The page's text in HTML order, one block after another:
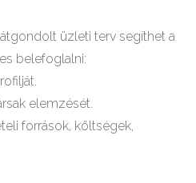
üzleti terv segíthet a
belefoglalni:
elemzését.
források, költségek,